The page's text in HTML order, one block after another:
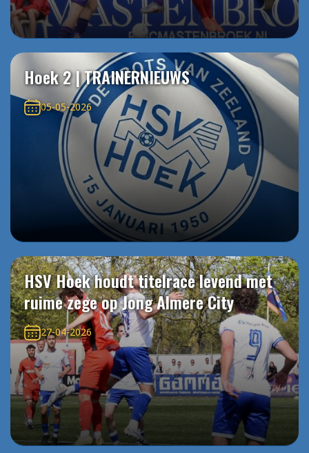
Hoek 2 | TRAINERNIEUWS
05-05-2026
HSV Hoek houdt titelrace levend met
ruime zege op Jong Almere City
27-04-2026